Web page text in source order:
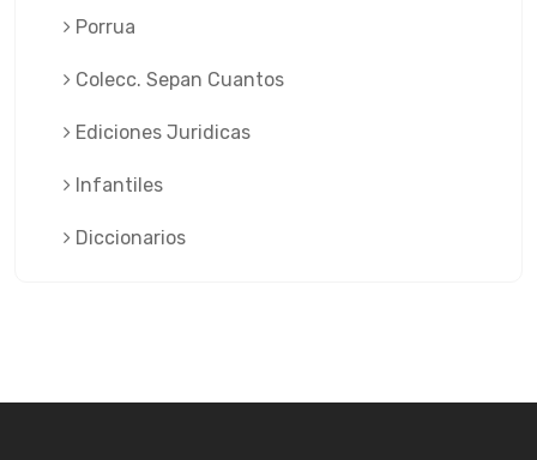
Porrua
Colecc. Sepan Cuantos
Ediciones Juridicas
Infantiles
Diccionarios